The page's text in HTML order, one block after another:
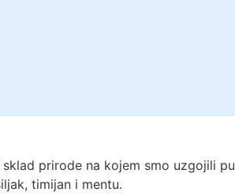
prirode na kojem smo uzgojili
timijan i mentu.